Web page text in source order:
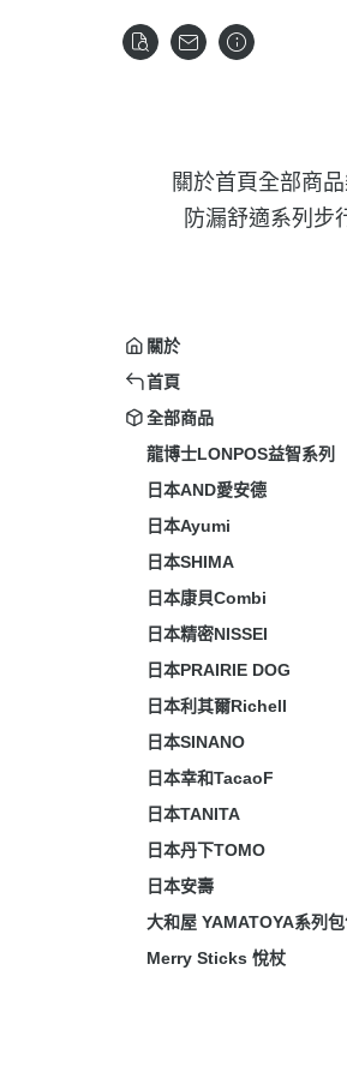
關於首頁 全部商品
防漏舒適系列 步
關於
首頁
全部商品
龍博士LONPOS益智系列
日本AND愛安德
日本Ayumi
日本SHIMA
日本康貝Combi
日本精密NISSEI
日本PRAIRIE DOG
日本利其爾Richell
日本SINANO
日本幸和TacaoF
日本TANITA
日本丹下TOMO
日本安壽
大和屋 YAMATOYA系列
Merry Sticks 悅杖